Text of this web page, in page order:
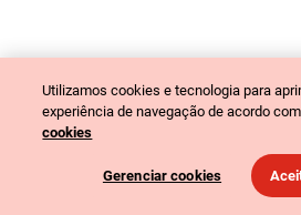
Utilizamos cookies e tecnologia para
experiência de navegação de acordo
cookies
Gerenciar cookies